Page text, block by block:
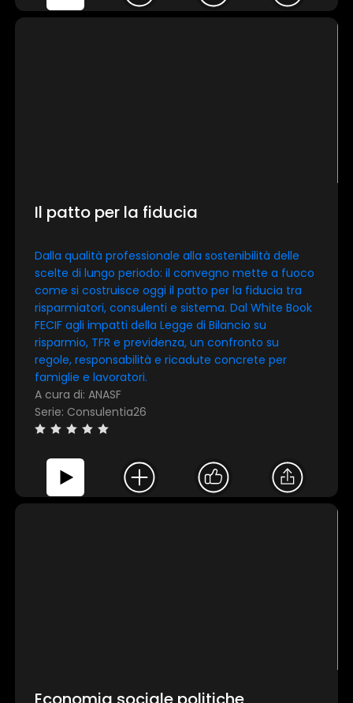
Il patto per la fiducia
Dalla qualità professionale alla sostenibilità delle
scelte di lungo periodo: il convegno mette a fuoco
come si costruisce oggi il patto per la fiducia tra
risparmiatori, consulenti e sistema. Dal White Book
FECIF agli impatti della Legge di Bilancio su
risparmio, TFR e previdenza, un confronto su
regole, responsabilità e ricadute concrete per
famiglie e lavoratori.
A cura di: ANASF
Serie: Consulentia26